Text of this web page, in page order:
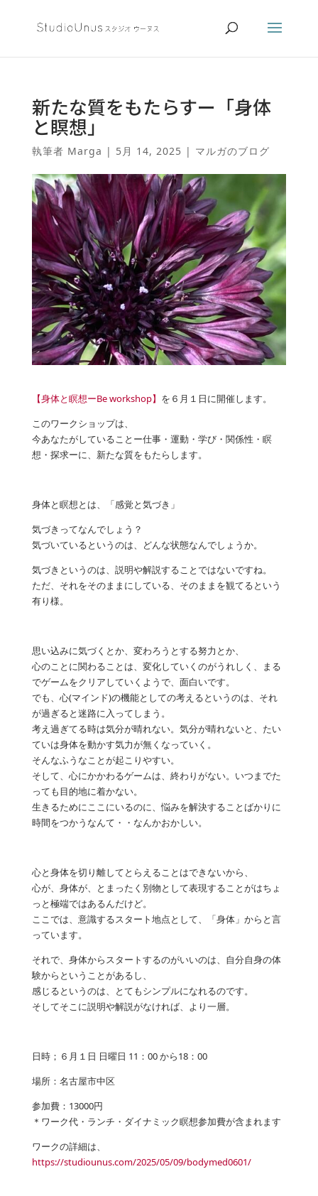
新たな質をもたらすー「身体
と瞑想」
執筆者 Marga | 5月 14, 2025 | マルガのブログ
【身体と瞑想ーBe workshop】 を６月１日に開催します。
このワークショップは、
今あなたがしていることー仕事・運動・学び・関係性・瞑
想・探求ーに、新たな質をもたらします。
身体と瞑想とは、「感覚と気づき」
気づきってなんでしょう？
気づいているというのは、どんな状態なんでしょうか。
気づきというのは、説明や解説することではないですね。
ただ、それをそのままにしている、そのままを観てるという
有り様。
思い込みに気づくとか、変わろうとする努力とか、
心のことに関わることは、変化していくのがうれしく、まる
でゲームをクリアしていくようで、面白いです。
でも、心(マインド)の機能としての考えるというのは、それ
が過ぎると迷路に入ってしまう。
考え過ぎてる時は気分が晴れない。気分が晴れないと、たい
ていは身体を動かす気力が無くなっていく。
そんなふうなことが起こりやすい。
そして、心にかかわるゲームは、終わりがない。いつまでた
っても目的地に着かない。
生きるためにここにいるのに、悩みを解決することばかりに
時間をつかうなんて・・なんかおかしい。
心と身体を切り離してとらえることはできないから、
心が、身体が、とまったく別物として表現することがはちょ
っと極端ではあるんだけど。
ここでは、意識するスタート地点として、「身体」からと言
っています。
それで、身体からスタートするのがいいのは、自分自身の体
験からということがあるし、
感じるというのは、とてもシンプルになれるのです。
そしてそこに説明や解説がなければ、より一層。
日時；６月１日 日曜日 11：00 から18：00
場所：名古屋市中区
参加費：13000円
＊ワーク代・ランチ・ダイナミック瞑想参加費が含まれます
ワークの詳細は、
https://studiounus.com/2025/05/09/bodymed0601/